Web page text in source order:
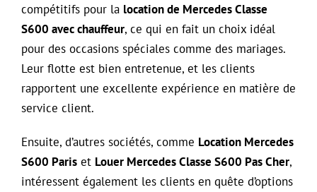
compétitifs pour la location de Mercedes Classe
S600 avec chauffeur, ce qui en fait un choix idéal
pour des occasions spéciales comme des mariages.
Leur flotte est bien entretenue, et les clients
rapportent une excellente expérience en matière de
service client.
Ensuite, d’autres sociétés, comme Location Mercedes
S600 Paris et Louer Mercedes Classe S600 Pas Cher,
intéressent également les clients en quête d’options